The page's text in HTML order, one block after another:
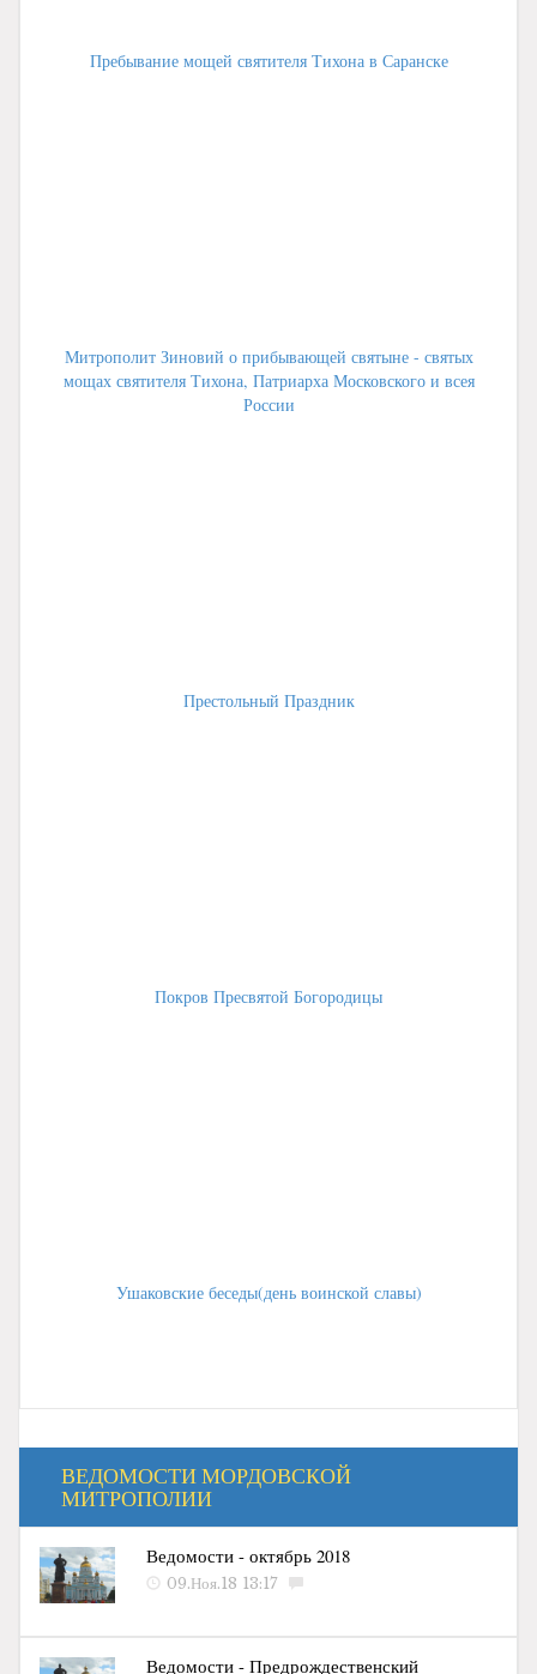
Пребывание мощей святителя Тихона в Саранске
Митрополит Зиновий о прибывающей святыне - святых
мощах святителя Тихона, Патриарха Московского и всея
России
Престольный Праздник
Покров Пресвятой Богородицы
Ушаковские беседы(день воинской славы)
ВЕДОМОСТИ МОРДОВСКОЙ
МИТРОПОЛИИ
Ведомости - октябрь 2018
09.Ноя.18 13:17
Ведомости - Предрождественский